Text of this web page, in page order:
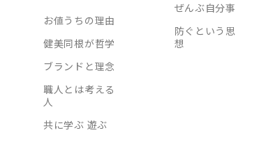
お値うちの理由
健美同根が哲学
ブランドと理念
職人とは考える
人
共に学ぶ 遊ぶ
ぜんぶ自分事
防ぐという思
想